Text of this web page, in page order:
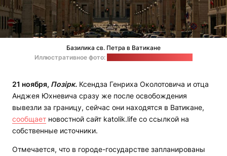
Базилика св. Петра в Ватикане
Иллюстративное фото:
21 ноября, Позірк. Ксендза Генриха Околотовича и отца
Анджея Юхневича сразу же после освобождения
вывезли за границу, сейчас они находятся в Ватикане,
сообщает новостной сайт katolik.life со ссылкой на
собственные источники.
Отмечается, что в городе-государстве запланированы